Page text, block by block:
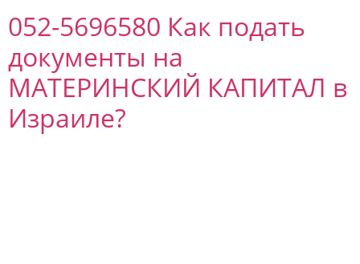
052-5696580 Как подать
документы на
МАТЕРИНСКИЙ КАПИТАЛ в
Израиле?